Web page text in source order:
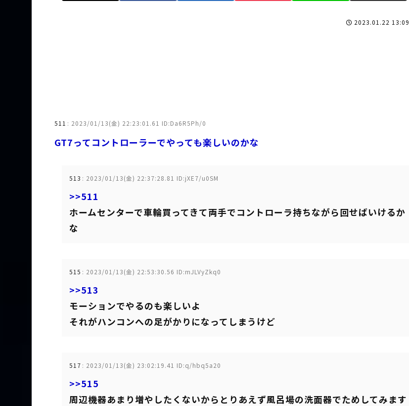
2023.01.22 13:09
511 : 2023/01/13(金) 22:23:01.61 ID:Da6R5Ph/0
GT7ってコントローラーでやっても楽しいのかな
513 : 2023/01/13(金) 22:37:28.81 ID:jXE7/u0SM
>>511
ホームセンターで車輪買ってきて両手でコントローラ持ちながら回せばいけるか
な
515 : 2023/01/13(金) 22:53:30.56 ID:mJLVyZkq0
>>513
モーションでやるのも楽しいよ
それがハンコンへの足がかりになってしまうけど
517 : 2023/01/13(金) 23:02:19.41 ID:q/hbq5a20
>>515
周辺機器あまり増やしたくないからとりあえず風呂場の洗面器でためしてみます